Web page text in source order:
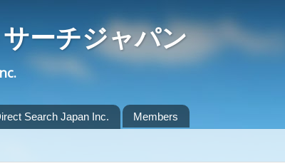
ーチジャパン
Search Japan Inc. Members